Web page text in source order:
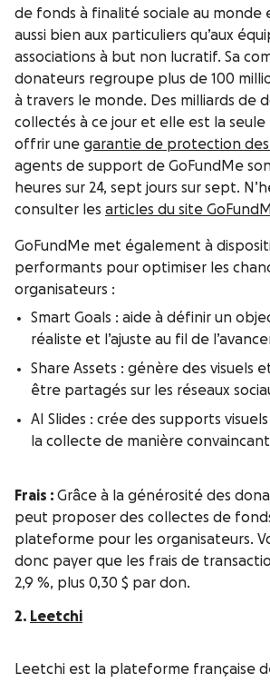
de fonds à finalité sociale au monde
aussi bien aux particuliers qu’aux
associations à but non lucratif. Sa
donateurs regroupe plus de 100
à travers le monde. Des milliards de
collectés à ce jour et elle est la
offrir une garantie de protection
agents de support de GoFundMe
heures sur 24, sept jours sur sept.
consulter les articles du site
GoFundMe met également à
performants pour optimiser les
organisateurs :
Smart Goals : aide à définir un
réaliste et l’ajuste au fil de
Share Assets : génère des visuels
être partagés sur les réseaux
AI Slides : crée des supports
la collecte de manière
Frais : Grâce à la générosité des
peut proposer des collectes de
plateforme pour les organisateurs.
donc payer que les frais de
2,9 %, plus 0,30 $ par don.
2. Leetchi
Leetchi est la plateforme française